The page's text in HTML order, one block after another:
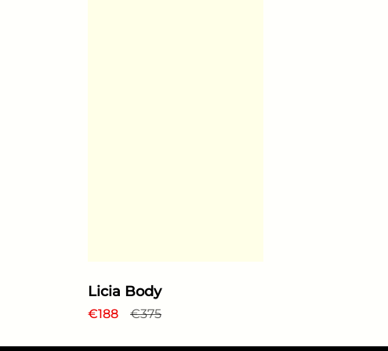
Licia Body
Prix régulier
€188 Prix de solde
€375